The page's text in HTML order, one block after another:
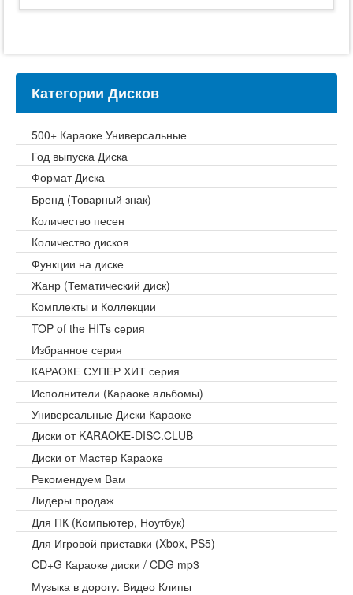
Категории Дисков
500+ Караоке Универсальные
Год выпуска Диска
Формат Диска
Бренд (Товарный знак)
Количество песен
Количество дисков
Функции на диске
Жанр (Тематический диск)
Комплекты и Коллекции
TOP of the HITs серия
Избранное серия
КАРАОКЕ СУПЕР ХИТ серия
Исполнители (Караоке альбомы)
Универсальные Диски Караоке
Диски от KARAOKE-DISC.CLUB
Диски от Мастер Караоке
Рекомендуем Вам
Лидеры продаж
Для ПК (Компьютер, Ноутбук)
Для Игровой приставки (Xbox, PS5)
CD+G Караоке диски / CDG mp3
Музыка в дорогу. Видео Клипы